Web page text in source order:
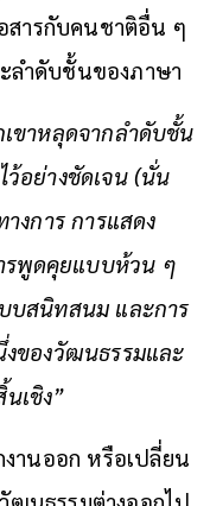
สารกับคนชาติอื่น ๆ
ลำดับชั้นของภาษา
ขาหลุดจากลำดับชั้น
อย่างชัดเจน (นั่น
งการ การแสดง
ารพูดคุยแบบห้วน ๆ
บสนิทสนม และการ
ของวัฒนธรรมและ
เชิง”
านออก หรือเปลี่ยน